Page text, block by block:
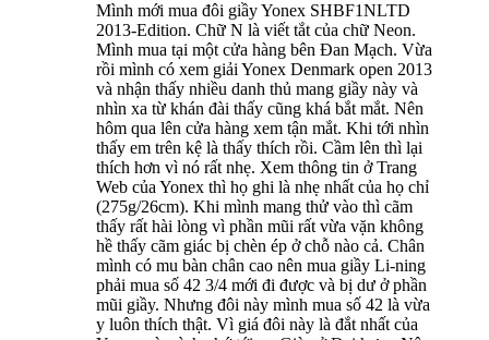
Mình mới mua đôi giầy Yonex SHBF1NLTD
2013-Edition. Chữ N là viết tắt của chữ Neon.
Mình mua tại một cửa hàng bên Đan Mạch. Vừa
rồi mình có xem giải Yonex Denmark open 2013
và nhận thấy nhiều danh thủ mang giầy này và
nhìn xa từ khán đài thấy cũng khá bắt mắt. Nên
hôm qua lên cửa hàng xem tận mắt. Khi tới nhìn
thấy em trên kệ là thấy thích rồi. Cầm lên thì lại
thích hơn vì nó rất nhẹ. Xem thông tin ở Trang
Web của Yonex thì họ ghi là nhẹ nhất của họ chỉ
(275g/26cm). Khi mình mang thử vào thì cãm
thấy rất hài lòng vì phần mũi rất vừa vặn không
hề thấy cãm giác bị chèn ép ở chỗ nào cả. Chân
mình có mu bàn chân cao nên mua giầy Li-ning
phải mua số 42 3/4 mới đi được và bị dư ở phần
mũi giầy. Nhưng đôi này mình mua số 42 là vừa
y luôn thích thật. Vì giá đôi này là đắt nhất của